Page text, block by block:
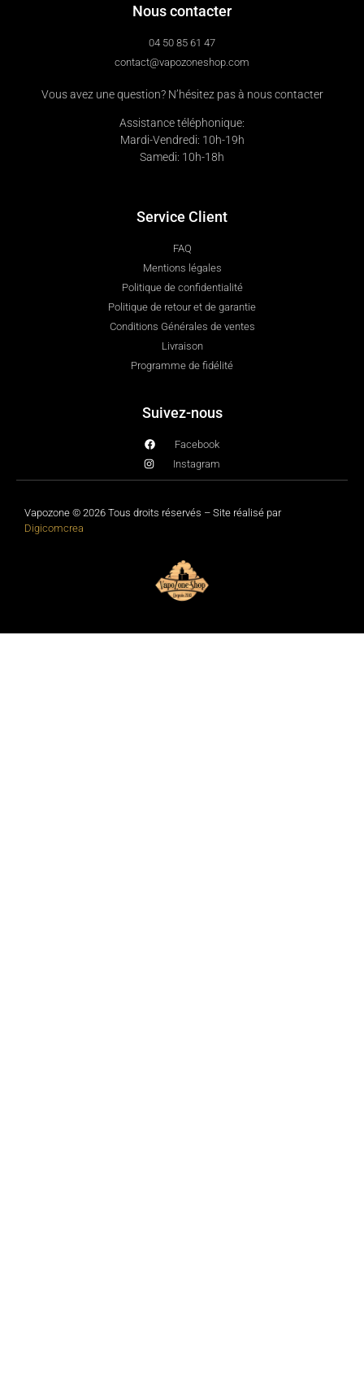
Nous contacter
04 50 85 61 47
contact@vapozoneshop.com
Vous avez une question? N’hésitez pas à nous contacter
Assistance téléphonique:
Mardi-Vendredi: 10h-19h
Samedi: 10h-18h
Service Client
FAQ
Mentions légales
Politique de confidentialité
Politique de retour et de garantie
Conditions Générales de ventes
Livraison
Programme de fidélité
Suivez-nous
Facebook
Instagram
Vapozone © 2026 Tous droits réservés – Site réalisé par
Digicomcrea